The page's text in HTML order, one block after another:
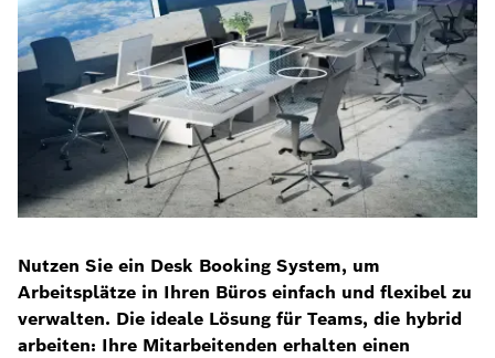
Nutzen Sie ein Desk Booking System, um
Arbeitsplätze in Ihren Büros einfach und flexibel zu
verwalten. Die ideale Lösung für Teams, die hybrid
arbeiten: Ihre Mitarbeitenden erhalten einen